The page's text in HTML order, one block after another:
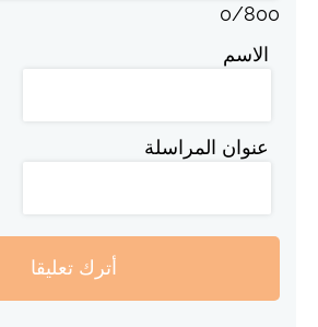
0/800
الاسم
عنوان المراسلة
أترك تعليقا